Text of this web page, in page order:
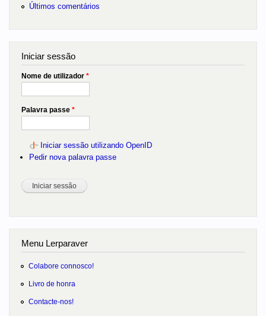
Últimos comentários
Iniciar sessão
Nome de utilizador *
Palavra passe *
Iniciar sessão utilizando OpenID
Pedir nova palavra passe
Menu Lerparaver
Colabore connosco!
Livro de honra
Contacte-nos!